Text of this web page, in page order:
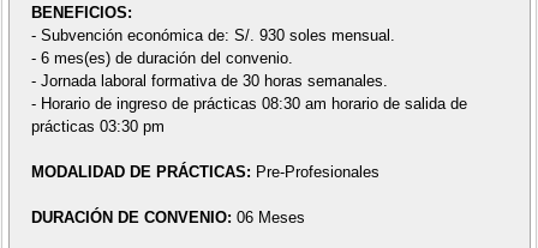
BENEFICIOS:
- Subvención económica de: S/. 930 soles mensual.
- 6 mes(es) de duración del convenio.
- Jornada laboral formativa de 30 horas semanales.
- Horario de ingreso de prácticas 08:30 am horario de salida de
prácticas 03:30 pm
MODALIDAD DE PRÁCTICAS: Pre-Profesionales
DURACIÓN DE CONVENIO: 06 Meses